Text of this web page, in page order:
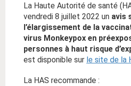
La Haute Autorité de santé
vendredi 8 juillet 2022 un avis
l’élargissement de la
virus Monkeypox en
personnes à haut risque
est disponible sur le site de la
La HAS recommande :